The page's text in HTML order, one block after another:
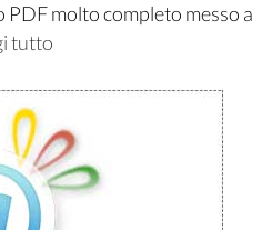
molto completo messo a
tutto